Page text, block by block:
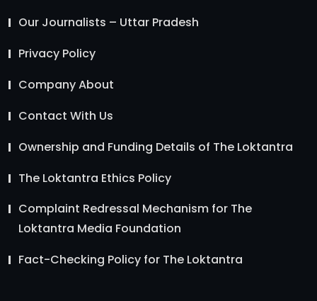
Our Journalists – Uttar Pradesh
Privacy Policy
Company About
Contact With Us
Ownership and Funding Details of The Loktantra
The Loktantra Ethics Policy
Complaint Redressal Mechanism for The
Loktantra Media Foundation
Fact-Checking Policy for The Loktantra